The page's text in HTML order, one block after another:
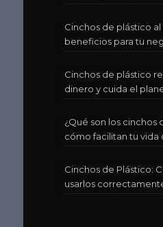
Cinchos de plástico
beneficios para tu
Cinchos de plástico
dinero y cuida el
¿Qué son los cinchos
cómo facilitan tu vida
Cinchos de Plástico:
usarlos